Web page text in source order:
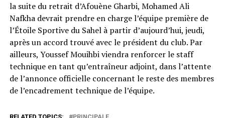
la suite du retrait d’Afouène Gharbi, Mohamed Ali
Nafkha devrait prendre en charge l’équipe première de
l’Étoile Sportive du Sahel à partir d’aujourd’hui, jeudi,
après un accord trouvé avec le président du club. Par
ailleurs, Youssef Mouihbi viendra renforcer le staff
technique en tant qu’entraîneur adjoint, dans l’attente
de l’annonce officielle concernant le reste des membres
de l’encadrement technique de l’équipe.